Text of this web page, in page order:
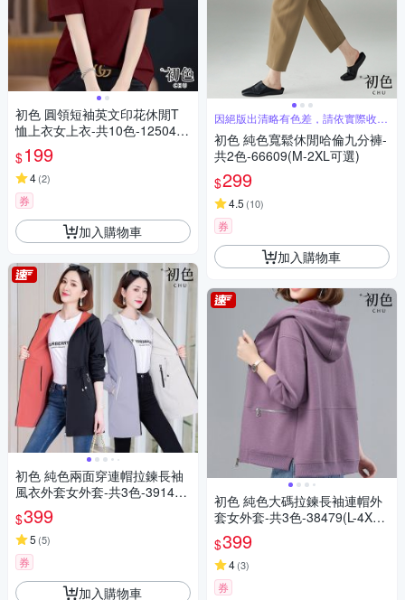
初色 圓領短袖英文印花休閒T
恤上衣女上衣-共10色-12504
(M-3XL可選)
$199
4(2)
券
加入購物車
初色 純色兩面穿連帽拉鍊長袖
風衣外套女外套-共3色-39146
(M-4XL可選)
$399
5 (5)
券
加入購物車
因絕版出清略有色差，請依實際收到
商品為主
初色 純色寬鬆休閒哈倫九分褲-
共2色-66609(M-2XL可選)
$299
4.5 (10)
券
加入購物車
初色 純色大碼拉鍊長袖連帽外
套女外套-共3色-38479(L-4XL
可選)
$399
4(3)
券